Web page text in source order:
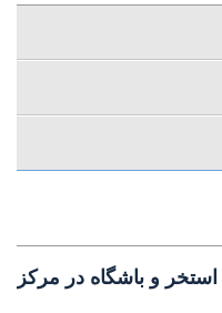
استخر و باشگاه در مرکز